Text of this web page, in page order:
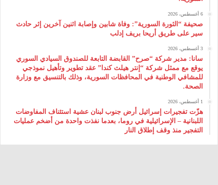
6 أغسطس، 2026
صحيفة “الثورة السورية”: وفاة شابين وإصابة اثنين آخرين إثر حادث
سير على طريق أريحا بريف إدلب
3 أغسطس، 2026
سانا: مدير شركة “صرح” القابضة التابعة للصندوق السيادي السوري
يوقع مع ممثل شركة “إنتر هيلث كندا” عقد تطوير وتأهيل نموذجي
للمشافي الوطنية في المحافظات السورية، وذلك بالتنسيق مع وزارة
الصحة.
1 أغسطس، 2026
هزّت تفجيرات إسرائيل أرض جنوب لبنان عشية استئناف المفاوضات
اللبنانية – الإسرائيلية في روما، بعدما نفذت واحدة من أضخم عمليات
التفجير منذ وقف إطلاق النار